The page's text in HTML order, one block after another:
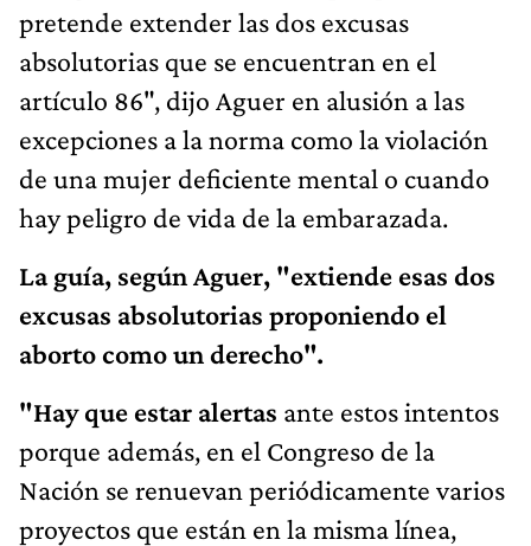
pretende extender las dos excusas
absolutorias que se encuentran en el
artículo 86", dijo Aguer en alusión a las
excepciones a la norma como la violación
de una mujer deficiente mental o cuando
hay peligro de vida de la embarazada.
La guía, según Aguer, "extiende esas dos
excusas absolutorias proponiendo el
aborto como un derecho".
"Hay que estar alertas ante estos intentos
porque además, en el Congreso de la
Nación se renuevan periódicamente varios
proyectos que están en la misma línea,